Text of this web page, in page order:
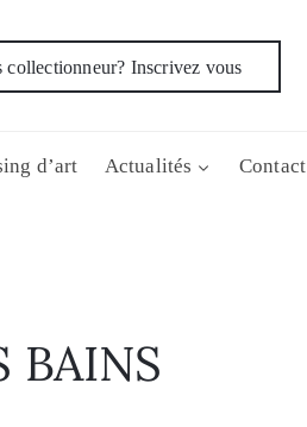
collectionneur? Inscrivez vous
d’art Actualités Contact
BAINS